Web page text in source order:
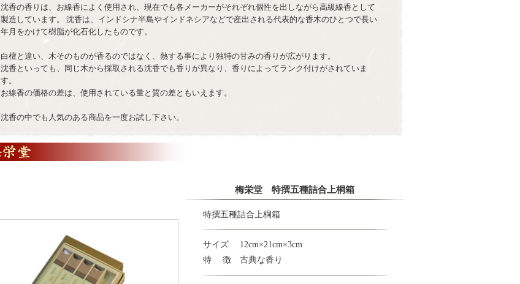
沈香の香りは、お線香によく使用され、現在でも各メーカーがそれぞれ個性を出しながら高級線香として
製造しています。 沈香は、インドシナ半島やインドネシアなどで産出される代表的な香木のひとつで長い
年月をかけて樹脂が化石化したものです。
白檀と違い、木そのものが香るのではなく、熱する事により独特の甘みの香りが広がります。
沈香といっても、同じ木から採取される沈香でも香りが異なり、香りによってランク付けがされていま
す。
お線香の価格の差は、使用されている量と質の差ともいえます。
沈香の中でも人気のある商品を一度お試し下さい。
梅栄堂 特撰五種詰合上桐箱
特撰五種詰合上桐箱
サイズ 12cm×21cm×3cm
特 徴 古典な香り